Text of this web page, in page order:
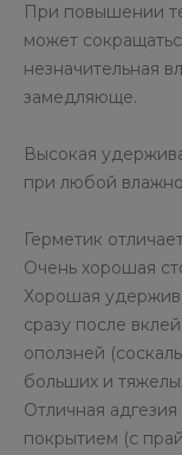
При повышении
может
незначительная
замедляюще.
Высокая
при любой
Герметик
Очень хорошая
Хорошая
сразу после
оползней
больших и
Отличная
покрытием (с